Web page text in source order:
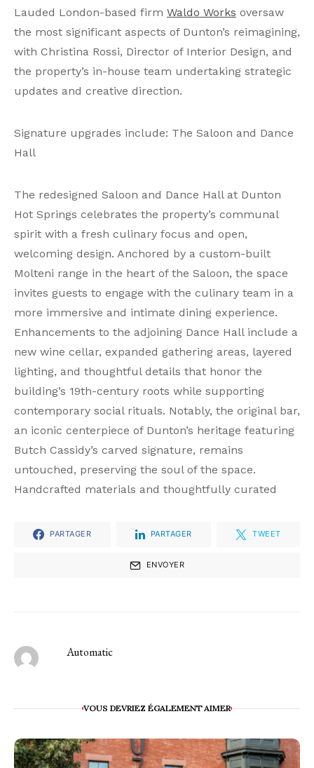
Lauded London-based firm Waldo Works oversaw
the most significant aspects of Dunton’s reimagining,
with Christina Rossi, Director of Interior Design, and
the property’s in-house team undertaking strategic
updates and creative direction.
Signature upgrades include: The Saloon and Dance
Hall
The redesigned Saloon and Dance Hall at Dunton
Hot Springs celebrates the property’s communal
spirit with a fresh culinary focus and open,
welcoming design. Anchored by a custom-built
Molteni range in the heart of the Saloon, the space
invites guests to engage with the culinary team in a
more immersive and intimate dining experience.
Enhancements to the adjoining Dance Hall include a
new wine cellar, expanded gathering areas, layered
lighting, and thoughtful details that honor the
building’s 19th-century roots while supporting
contemporary social rituals. Notably, the original bar,
an iconic centerpiece of Dunton’s heritage featuring
Butch Cassidy’s carved signature, remains
untouched, preserving the soul of the space.
Handcrafted materials and thoughtfully curated
PARTAGER PARTAGER TWEET
ENVOYER
Automatic
VOUS DEVRIEZ ÉGALEMENT AIMER